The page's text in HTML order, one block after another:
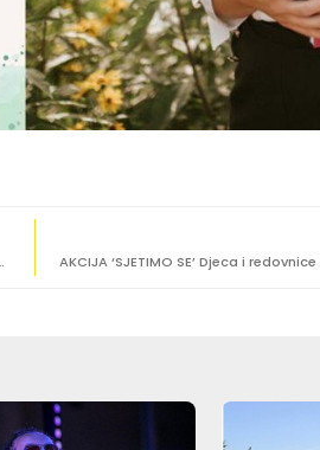
darivanja krvi u Srebrenom